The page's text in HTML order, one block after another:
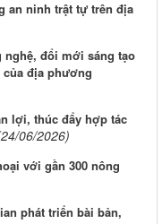
an ninh trật tự trên địa
nghệ, đổi mới sáng tạo
địa phương
lợi, thúc đẩy hợp tác
06/2026)
với gần 300 nông
phát triển bài bản,